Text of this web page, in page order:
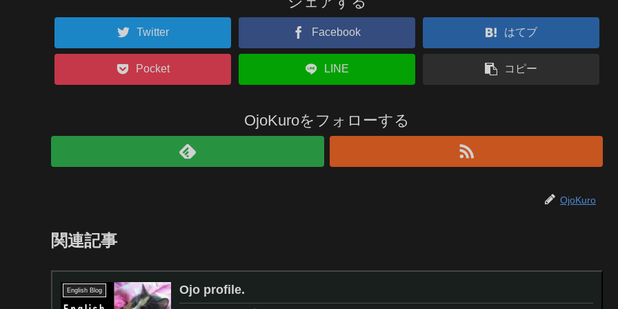
Twitter Facebook はてブ
Pocket LINE コピー
OjoKuroをフォローする
OjoKuro
関連記事
English Blog
Ojo profile.